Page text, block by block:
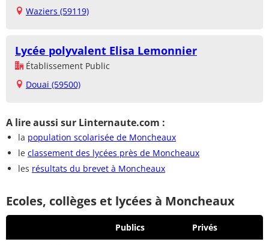
Waziers (59119)
Lycée polyvalent Elisa Lemonnier
Établissement Public
Douai (59500)
A lire aussi sur Linternaute.com :
la population scolarisée de Moncheaux
le classement des lycées près de Moncheaux
les résultats du brevet à Moncheaux
Ecoles, collèges et lycées à Moncheaux
Publics Privés